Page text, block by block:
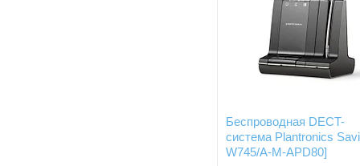
Беспроводная DECT-
система Plantronics
W745/A-M-APD80]